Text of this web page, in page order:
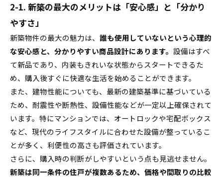
2-1. 新築の最大のメリットは「安心感」と「分かり
やすさ」
新築物件の最大の魅力は、 誰も使用していないという心理的
な安心感と、分かりやすい商品設計にあります。 設備はすべ
て新品であり、内装もきれいな状態からスタートできるた
め、購入後すぐに快適な生活を始めることができます。
また、建物性能についても、最新の建築基準に基づいている
ため、耐震性や断熱性、設備性能などが一定以上確保されて
います。特にマンションでは、オートロックや宅配ボックス
など、現代のライフスタイルに合わせた設備が整っているこ
とが多く、利便性の高さも評価されています。
さらに、購入時の判断がしやすいという点も見逃せません。
新築は同一条件の住戸が複数あるため、価格や間取りの比較